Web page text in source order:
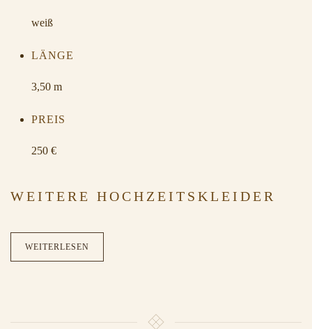
weiß
LÄNGE
3,50 m
PREIS
250 €
WEITERE HOCHZEITSKLEIDER
WEITERLESEN